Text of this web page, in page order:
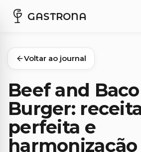
GASTRONA
Voltar ao journal
Beef and
Burger:
perfeita e